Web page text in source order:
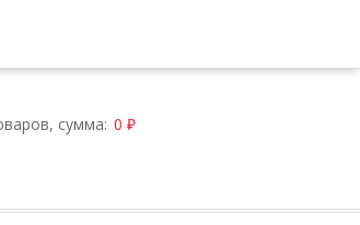
сумма: 0 ₽